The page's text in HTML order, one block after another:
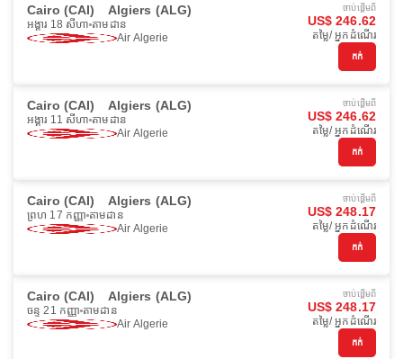
Cairo (CAI) Algiers (ALG)
អង្គារ 18 សីហា តាមដាន
Air Algerie
ចាប់ផ្ដើមពី
US$ 246.62
តម្លៃ/ អ្នកដំណើរ
កក់
Cairo (CAI) Algiers (ALG)
អង្គារ 11 សីហា តាមដាន
Air Algerie
ចាប់ផ្ដើមពី
US$ 246.62
តម្លៃ/ អ្នកដំណើរ
កក់
Cairo (CAI) Algiers (ALG)
ព្រហ 17 កញ្ញា តាមដាន
Air Algerie
ចាប់ផ្ដើមពី
US$ 248.17
តម្លៃ/ អ្នកដំណើរ
កក់
Cairo (CAI) Algiers (ALG)
ចន្ទ 21 កញ្ញា តាមដាន
Air Algerie
ចាប់ផ្ដើមពី
US$ 248.17
តម្លៃ/ អ្នកដំណើរ
កក់